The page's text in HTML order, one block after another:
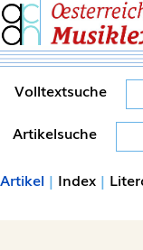
Volltextsuche
Artikelsuche
Artikel | Index |